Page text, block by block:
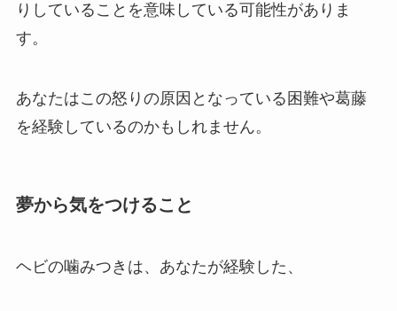
りしていることを意味している可能性がありま
す。
あなたはこの怒りの原因となっている困難や葛藤
を経験しているのかもしれません。
夢から気をつけること
ヘビの噛みつきは、あなたが経験した、